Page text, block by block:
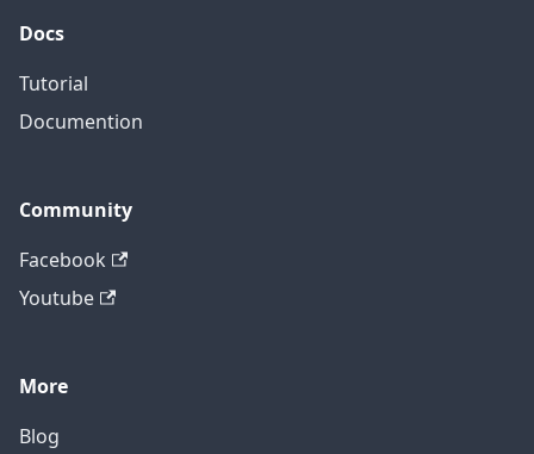
Docs
Tutorial
Documention
Community
Facebook
Youtube
More
Blog